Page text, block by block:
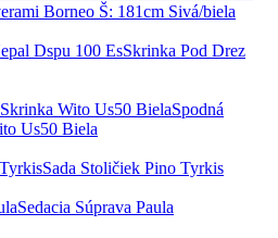
Borneo Š: 181cm Sivá/biela
Skrinka Pod Drez
Spodná
Us50 Biela
Sada Stoličiek Pino Tyrkis
Sedacia Súprava Paula